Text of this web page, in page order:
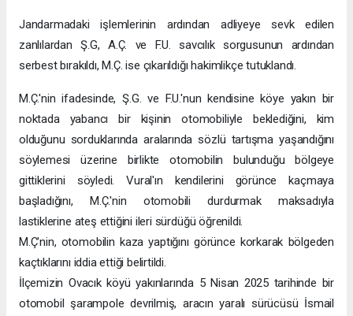
Jandarmadaki işlemlerinin ardından adliyeye sevk edilen
zanlılardan Ş.G, A.Ç. ve F.U. savcılık sorgusunun ardından
serbest bırakıldı, M.Ç. ise çıkarıldığı hakimlikçe tutuklandı.
M.Ç.'nin ifadesinde, Ş.G. ve F.U.'nun kendisine köye yakın bir
noktada yabancı bir kişinin otomobiliyle beklediğini, kim
olduğunu sorduklarında aralarında sözlü tartışma yaşandığını
söylemesi üzerine birlikte otomobilin bulunduğu bölgeye
gittiklerini söyledi. Vural'ın kendilerini görünce kaçmaya
başladığını, M.Ç.'nin otomobili durdurmak maksadıyla
lastiklerine ateş ettiğini ileri sürdüğü öğrenildi.
M.Ç'nin, otomobilin kaza yaptığını görünce korkarak bölgeden
kaçtıklarını iddia ettiği belirtildi.
İlçemizin Ovacık köyü yakınlarında 5 Nisan 2025 tarihinde bir
otomobil şarampole devrilmiş, aracın yaralı sürücüsü İsmail